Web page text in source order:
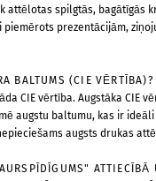
attēlotas spilgtās, bagātīgās
prezentācijām,
BALTUMS (CIE VĒRTĪBA)?
CIE vērtība. Augstāka CIE
augstu baltumu, kas ir
augsts drukas
ATTIECĪBĀ